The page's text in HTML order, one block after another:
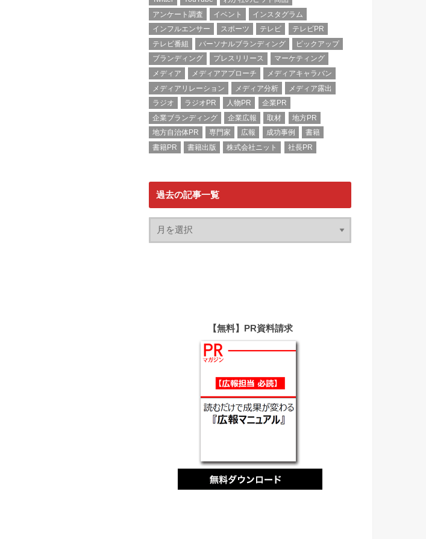
アンケート調査
イベント
インスタグラム
インフルエンサー
スポーツ テレビ
テレビPR
テレビ番組
パーソナルブランディング
ピックアップ
ブランディング
プレスリリース
マーケティング
メディア
メディアアプローチ
メディアキャラバン
メディアリレーション
メディア分析
メディア露出
ラジオ
ラジオPR 人物PR
企業PR
企業ブランディング
企業広報 取材
地方PR
地方自治体PR
専門家 広報 成功事例
書籍
書籍PR
書籍出版 株式会社ニット 社長PR
過去の記事一覧
【無料】PR資料請求